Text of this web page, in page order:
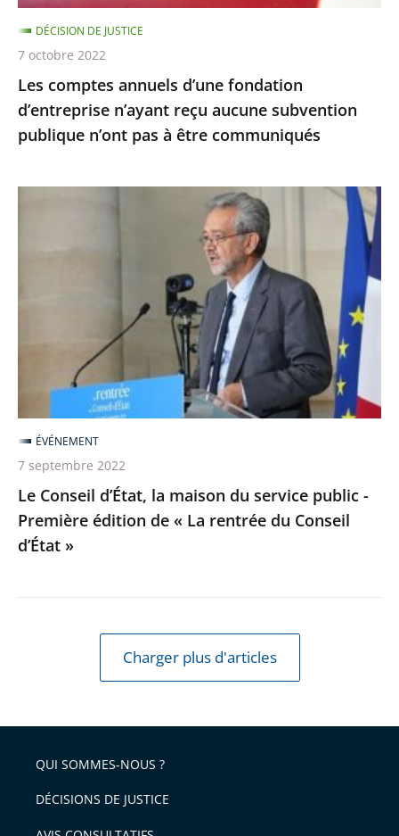
subvention
publique
n’ont
pas
à
être
Les comptes annuels d’une fondation
d’entreprise n’ayant reçu aucune subvention
publique n’ont pas à être communiqués
DÉCISION DE JUSTICE
7 octobre 2022
d’État,
service
Première
édition
de
«
La
rentrée
Le Conseil d’État, la maison du service public -
Première édition de « La rentrée du Conseil
d’État »
ÉVÉNEMENT
7 septembre 2022
Charger plus d'articles
QUI SOMMES-NOUS ?
DÉCISIONS DE JUSTICE